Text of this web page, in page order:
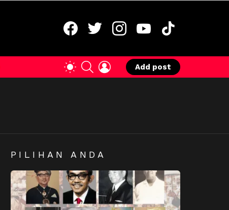
SWITCHSEARCHLOGIN
Add post
PILIHAN ANDA